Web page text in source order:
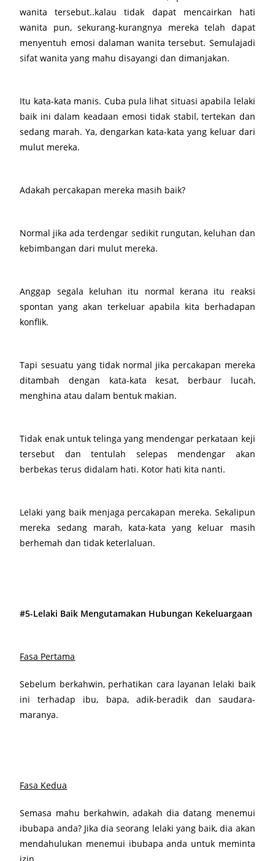
wanita tersebut..kalau tidak dapat mencairkan hati
wanita pun, sekurang-kurangnya mereka telah dapat
menyentuh emosi dalaman wanita tersebut. Semulajadi
sifat wanita yang mahu disayangi dan dimanjakan.
Itu kata-kata manis. Cuba pula lihat situasi apabila lelaki
baik ini dalam keadaan emosi tidak stabil, tertekan dan
sedang marah. Ya, dengarkan kata-kata yang keluar dari
mulut mereka.
Adakah percakapan mereka masih baik?
Normal jika ada terdengar sedikit rungutan, keluhan dan
kebimbangan dari mulut mereka.
Anggap segala keluhan itu normal kerana itu reaksi
spontan yang akan terkeluar apabila kita berhadapan
konflik.
Tapi sesuatu yang tidak normal jika percakapan mereka
ditambah dengan kata-kata kesat, berbaur lucah,
menghina atau dalam bentuk makian.
Tidak enak untuk telinga yang mendengar perkataan keji
tersebut dan tentulah selepas mendengar akan
berbekas terus didalam hati. Kotor hati kita nanti.
Lelaki yang baik menjaga percakapan mereka. Sekalipun
mereka sedang marah, kata-kata yang keluar masih
berhemah dan tidak keterlaluan.
#5-Lelaki Baik Mengutamakan Hubungan Kekeluargaan
Fasa Pertama
Sebelum berkahwin, perhatikan cara layanan lelaki baik
ini terhadap ibu, bapa, adik-beradik dan saudara-
maranya.
Fasa Kedua
Semasa mahu berkahwin, adakah dia datang menemui
ibubapa anda? Jika dia seorang lelaki yang baik, dia akan
mendahulukan menemui ibubapa anda untuk meminta
izin.